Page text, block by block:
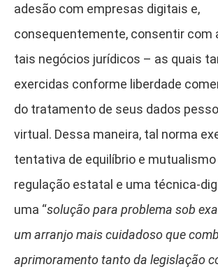
adesão com empresas digitais e,
consequentemente, consentir com
tais negócios jurídicos – as quais
exercidas conforme liberdade
do tratamento de seus dados
virtual. Dessa maneira, tal norma
tentativa de equilíbrio e
regulação estatal e uma técnica-
uma “solução para problema sob
um arranjo mais cuidadoso que
aprimoramento tanto da legislação